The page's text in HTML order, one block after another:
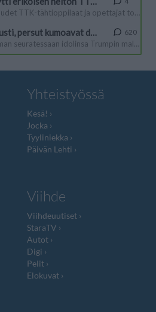
Yhteistyössä
Kesä!
Jocka
Tyyliniekka
Päivän Lehti
Viihde
Viihdeuutiset
StaraTV
Autot
Digi
Pelit
Elokuvat